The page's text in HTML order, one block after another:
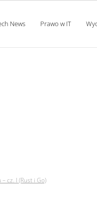
News Prawo w IT
cz. I (Rust i Go)